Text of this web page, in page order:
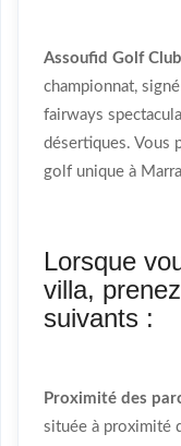
Assoufid Golf Club
championnat,
fairways
désertiques. Vous
golf unique à
Lorsque
villa,
suivants :
Proximité des
située à proximité